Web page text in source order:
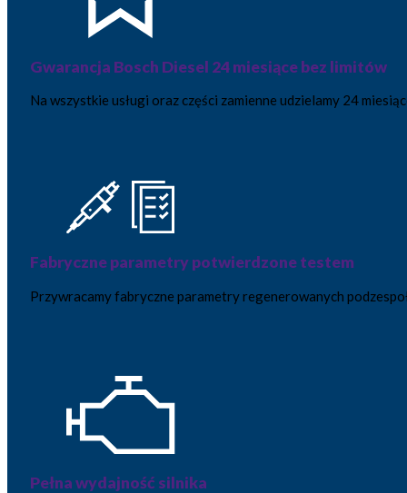
Gwarancja Bosch Diesel 24 miesiące bez limitów
Na wszystkie usługi oraz części zamienne udzielamy 24
Fabryczne parametry potwierdzone testem
Przywracamy fabryczne parametry regenerowanych
Pełna wydajność silnika